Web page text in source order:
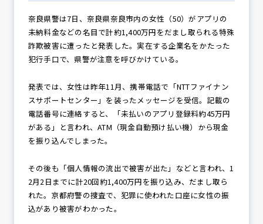
防犯パトロール
防犯セミナー
防犯対策情報
防犯協力会について
奈良県警は7日、奈良県奈良市内の女性（50）がアプリの
未納料金などの名目で計約1,400万円をだまし取られる特殊
詐欺被害に遭ったと発表した。実在する企業名をかたった
犯行手口で、県警が注意を呼びかけている。
発表では、女性は昨年11月、携帯電話で「NTTファイナン
スサポートセンター」を装ったメッセージを受信。記載の
電話番号に連絡すると、「未払いのアプリ登録料約45万円
がある」と言われ、ATM（現金自動預け払い機）から現金
を振り込んでしまった。
その後も「個人情報の流出で被害が出た」などと言われ、1
2月2日までに計20回約1,400万円を振り込み、だまし取ら
れた。京都府警の捜査で、犯罪に使われた口座に女性の振
込があり被害がわかった。